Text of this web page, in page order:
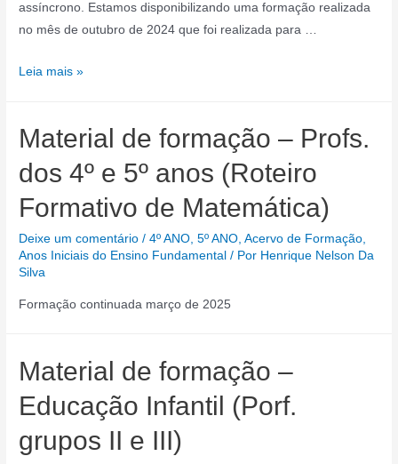
assíncrono. Estamos disponibilizando uma formação realizada
no mês de outubro de 2024 que foi realizada para …
Formação
(1º
ao
3º
anos)
Leia mais »
Material de formação – Profs.
dos 4º e 5º anos (Roteiro
Formativo de Matemática)
Deixe um comentário /4º ANO,5º ANO,Acervo de Formação,
Anos Iniciais do Ensino Fundamental / Por Henrique Nelson Da
Silva
Formação continuada março de 2025
Material de formação –
Educação Infantil (Porf.
grupos II e III)